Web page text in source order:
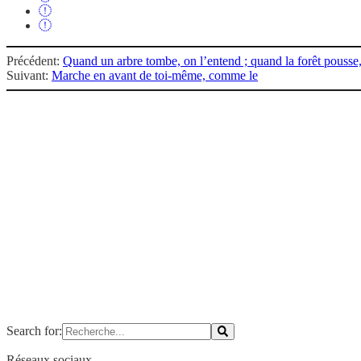
Précédent: Quand un arbre tombe, on l’entend ; quand la forêt
Suivant: Marche en avant de toi-même, comme le
Search for: